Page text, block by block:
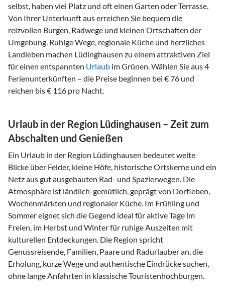
selbst, haben viel Platz und oft einen Garten oder Terrasse.
Von Ihrer Unterkunft aus erreichen Sie bequem die
reizvollen Burgen, Radwege und kleinen Ortschaften der
Umgebung. Ruhige Wege, regionale Küche und herzliches
Landleben machen Lüdinghausen zu einem attraktiven Ziel
für einen entspannten Urlaub im Grünen. Wählen Sie aus 4
Ferienunterkünften – die Preise beginnen bei € 76 und
reichen bis € 116 pro Nacht.
Urlaub in der Region Lüdinghausen – Zeit zum
Abschalten und Genießen
Ein Urlaub in der Region Lüdinghausen bedeutet weite
Blicke über Felder, kleine Höfe, historische Ortskerne und ein
Netz aus gut ausgebauten Rad- und Spazierwegen. Die
Atmosphäre ist ländlich-gemütlich, geprägt von Dorfleben,
Wochenmärkten und regionaler Küche. Im Frühling und
Sommer eignet sich die Gegend ideal für aktive Tage im
Freien, im Herbst und Winter für ruhige Auszeiten mit
kulturellen Entdeckungen. Die Region spricht
Genussreisende, Familien, Paare und Radurlauber an, die
Erholung, kurze Wege und authentische Eindrücke suchen,
ohne lange Anfahrten in klassische Touristenhochburgen.